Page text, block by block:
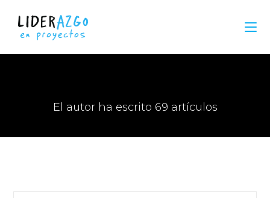
El autor ha escrito 69 artículos